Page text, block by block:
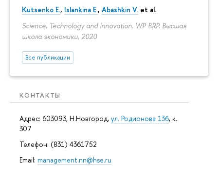
Kutsenko E., Islankina E., Abashkin V. et al.
Science, Technology and Innovation. WP BRP. Высшая
школа экономики, 2020
Все публикации
КОНТАКТЫ
Адрес: 603093, Н.Новгород, ул. Родионова 136, к.
307
Телефон: (831) 4361752
Email: management.nn@hse.ru